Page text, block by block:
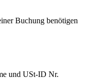
Buchung benötigen
und USt-ID Nr.